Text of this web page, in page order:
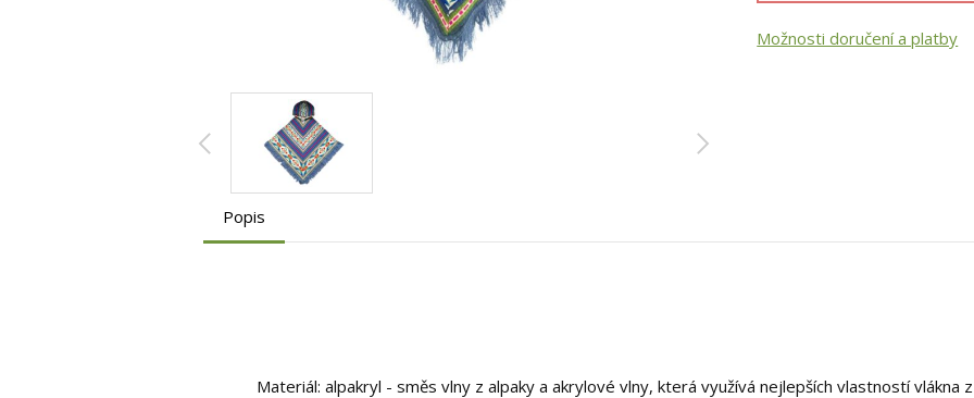
Možnosti doručení a platby
Popis
Materiál: alpakryl - směs vlny z alpaky a akrylové vlny, která využívá nejlepších vlastností vlákna